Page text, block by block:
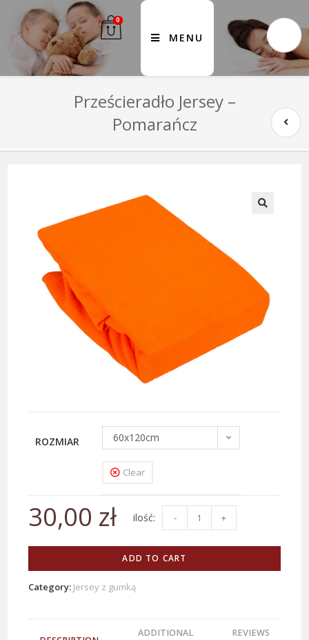
0
MENU
Prześcieradło Jersey –
Pomarańcz
ROZMIAR 60x120cm
Clear
30,00 zł - +
ADD TO CART
Category: Jersey z gumką
ADDITIONAL
REVIEWS